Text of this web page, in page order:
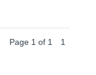
Page 1 of 1 1